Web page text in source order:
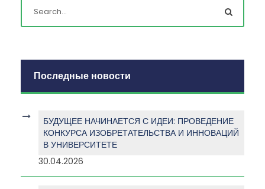
Последные новости
БУДУЩЕЕ НАЧИНАЕТСЯ С ИДЕИ: ПРОВЕДЕНИЕ
КОНКУРСА ИЗОБРЕТАТЕЛЬСТВА И ИННОВАЦИЙ
В УНИВЕРСИТЕТЕ
30.04.2026